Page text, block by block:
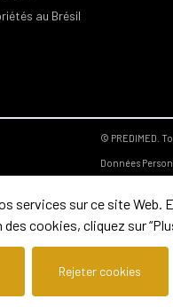
au Brésil
© PREDIMED.
Données
sur ce site
cookies, cliquez sur
Rejeter cookies